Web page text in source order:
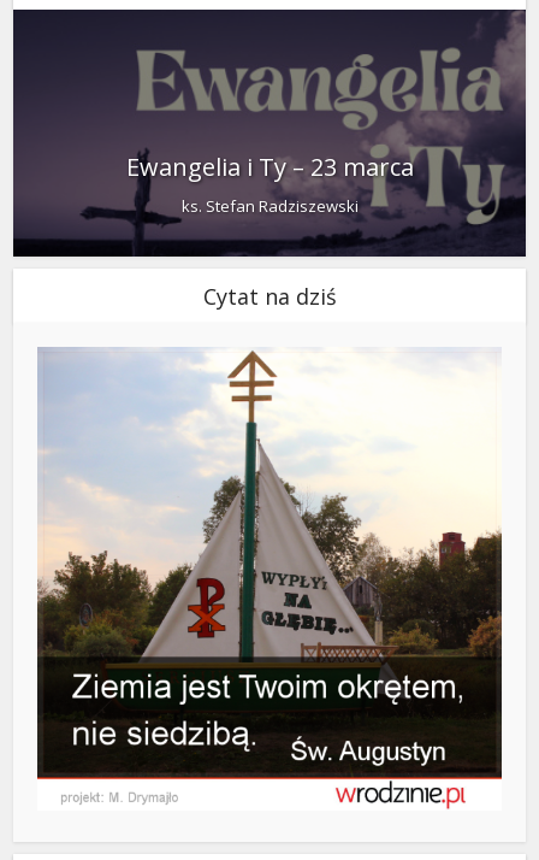
Ewangelia i Ty – 23 marca
ks. Stefan Radziszewski
Cytat na dziś